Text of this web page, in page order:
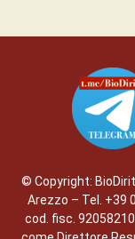
© Copyright:
Arezzo – Tel. +39
cod. fisc.